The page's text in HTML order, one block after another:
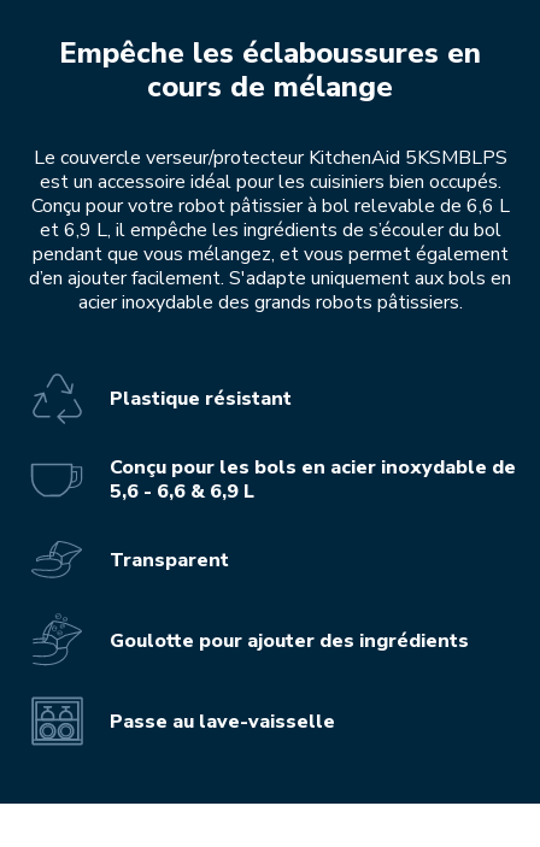
Empêche les éclaboussures en
cours de mélange
Le couvercle verseur/protecteur KitchenAid 5KSMBLPS
est un accessoire idéal pour les cuisiniers bien occupés.
Conçu pour votre robot pâtissier à bol relevable de 6,6 L
et 6,9 L, il empêche les ingrédients de s’écouler du bol
pendant que vous mélangez, et vous permet également
d’en ajouter facilement. S'adapte uniquement aux bols en
acier inoxydable des grands robots pâtissiers.
Plastique résistant
Conçu pour les bols en acier inoxydable de
5,6 - 6,6 & 6,9 L
Transparent
Goulotte pour ajouter des ingrédients
Passe au lave-vaisselle